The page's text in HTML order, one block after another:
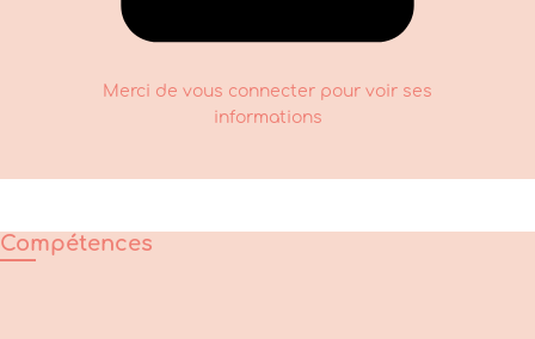
Merci de vous connecter pour voir ses
informations
Compétences